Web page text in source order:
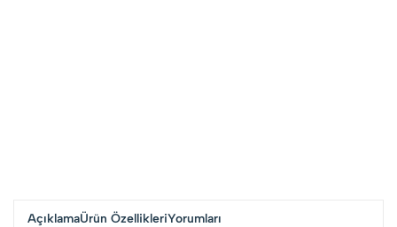
AçıklamaÜrün ÖzellikleriYorumları